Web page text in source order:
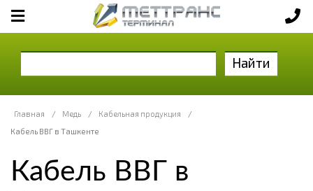
Найти
Главная / Медь / Кабельная продукция
/
Кабель ВВГ в Ташкенте
Кабель ВВГ в